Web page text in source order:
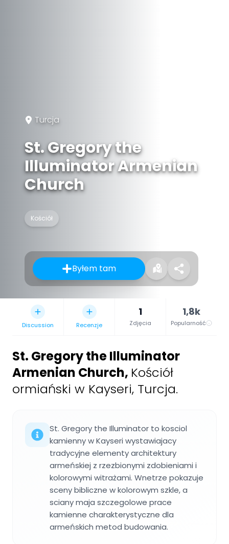
Turcja
St. Gregory the
Illuminator Armenian
Church
Kościół
Byłem tam
Discussion Recenzje
1
Zdjęcia
1,8k
Popularność
St. Gregory the Illuminator
Armenian Church, Kościół
ormiański w Kayseri, Turcja.
St. Gregory the Illuminator to kosciol
kamienny w Kayseri wystawiajacy
tradycyjne elementy architektury
armeńskiej z rzezbionymi zdobieniami i
kolorowymi witrażami. Wnetrze pokazuje
sceny bibliczne w kolorowym szkle, a
sciany maja szczegolowe prace
kamienne charakterystyczne dla
armeńskich metod budowania.